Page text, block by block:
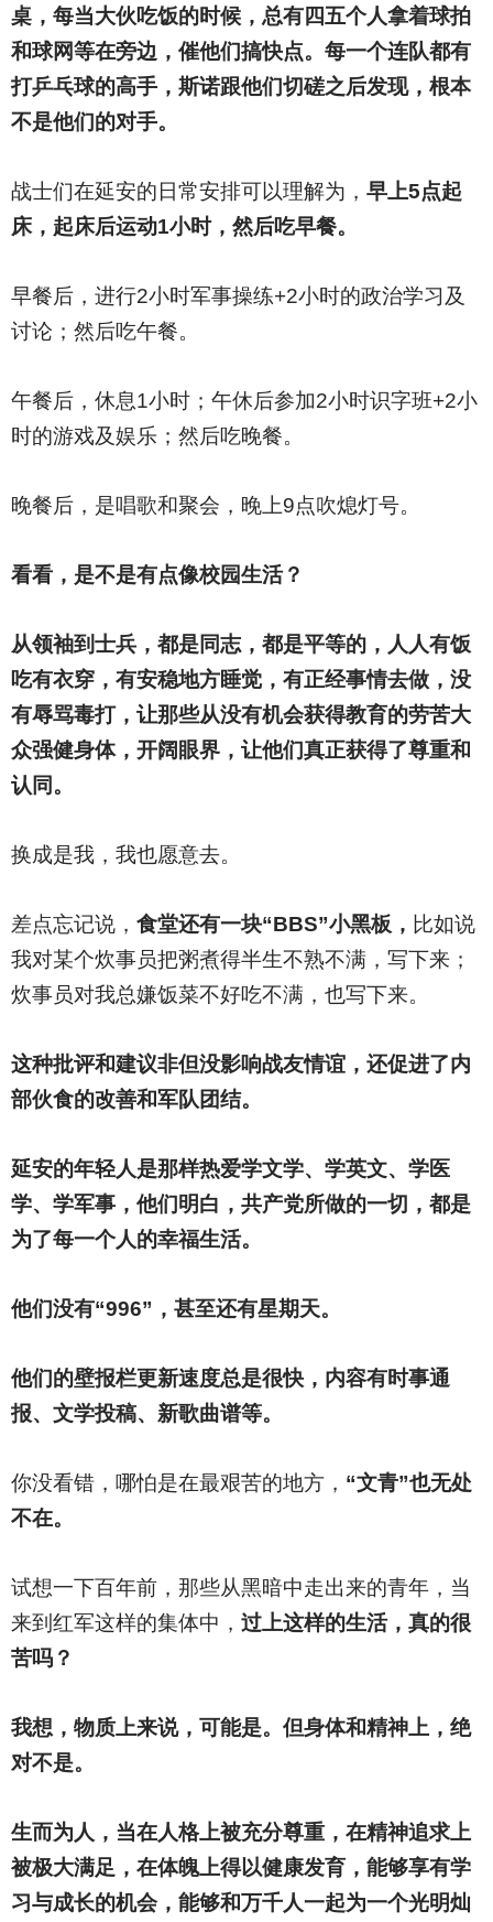
桌，每当大伙吃饭的时候，总有四五个人拿着球拍
和球网等在旁边，催他们搞快点。每一个连队都有
打乒乓球的高手，斯诺跟他们切磋之后发现，根本
不是他们的对手。
战士们在延安的日常安排可以理解为， 早上5点起
床，起床后运动1小时，然后吃早餐。
早餐后，进行2小时军事操练+2小时的政治学习及
讨论；然后吃午餐。
午餐后，休息1小时；午休后参加2小时识字班+2小
时的游戏及娱乐；然后吃晚餐。
晚餐后，是唱歌和聚会，晚上9点吹熄灯号。
看看，是不是有点像校园生活？
从领袖到士兵，都是同志，都是平等的，人人有饭
吃有衣穿，有安稳地方睡觉，有正经事情去做，没
有辱骂毒打，让那些从没有机会获得教育的劳苦大
众强健身体，开阔眼界，让他们真正获得了尊重和
认同。
换成是我，我也愿意去。
差点忘记说， 食堂还有一块“BBS”小黑板， 比如说
我对某个炊事员把粥煮得半生不熟不满，写下来；
炊事员对我总嫌饭菜不好吃不满，也写下来。
这种批评和建议非但没影响战友情谊，还促进了内
部伙食的改善和军队团结。
延安的年轻人是那样热爱学文学、学英文、学医
学、学军事，他们明白，共产党所做的一切，都是
为了每一个人的幸福生活。
他们没有“996”，甚至还有星期天。
他们的壁报栏更新速度总是很快，内容有时事通
报、文学投稿、新歌曲谱等。
你没看错，哪怕是在最艰苦的地方， “文青”也无处
不在。
试想一下百年前，那些从黑暗中走出来的青年，当
来到红军这样的集体中， 过上这样的生活，真的很
苦吗？
我想，物质上来说，可能是。但身体和精神上，绝
对不是。
生而为人，当在人格上被充分尊重，在精神追求上
被极大满足，在体魄上得以健康发育，能够享有学
习与成长的机会，能够和万千人一起为一个光明灿